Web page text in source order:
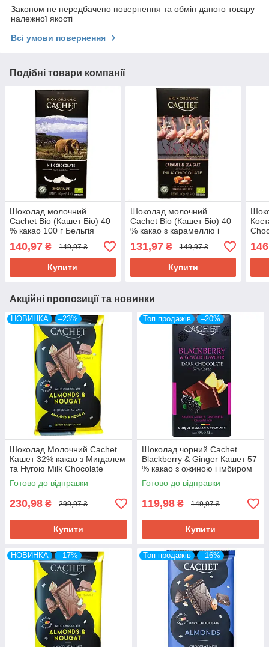
Законом не передбачено повернення та обмін даного товару
належної якості
Всі умови повернення
Подібні товари компанії
Шоколад молочний
Cachet Bio (Кашет Біо) 40
% какао 100 г Бельгія
140,97 ₴ 149,97 ₴
Купити
Шоколад молочний
Cachet Bio (Кашет Біо) 40
% какао з карамеллю і
сіллю 100 г Бельгія
131,97₴ 149,97 ₴
Купити
Акційні пропозиції та новинки
НОВИНКА –23%
Шоколад Молочний Cachet
Кашет 32% какао з Мигдалем
та Нугою Milk Chocolate
Almonds & Nougat 300 г
Бельгія
Готово до відправки
230,98 ₴ 299,97 ₴
Купити
Топ продажів –20%
Шоколад чорний Cachet
Blackberry & Ginger Кашет 57
% какао з ожиною і імбиром
100 г Бельгія
Готово до відправки
119,98 ₴ 149,97 ₴
Купити
НОВИНКА –17% Топ продажів –16%